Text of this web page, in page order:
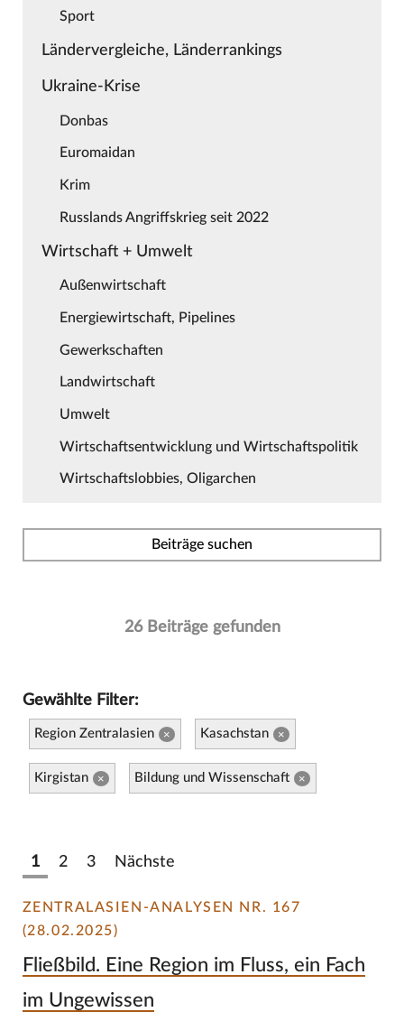
Sport
Ländervergleiche, Länderrankings
Ukraine-Krise
Donbas
Euromaidan
Krim
Russlands Angriffskrieg seit 2022
Wirtschaft + Umwelt
Außenwirtschaft
Energiewirtschaft, Pipelines
Gewerkschaften
Landwirtschaft
Umwelt
Wirtschaftsentwicklung und Wirtschaftspolitik
Wirtschaftslobbies, Oligarchen
Beiträge suchen
26 Beiträge gefunden
Gewählte Filter:
Region Zentralasien × Kasachstan ×
Kirgistan × Bildung und Wissenschaft ×
1 2 3 Nächste
ZENTRALASIEN-ANALYSEN NR. 167
(28.02.2025)
Fließbild. Eine Region im Fluss, ein Fach
im Ungewissen